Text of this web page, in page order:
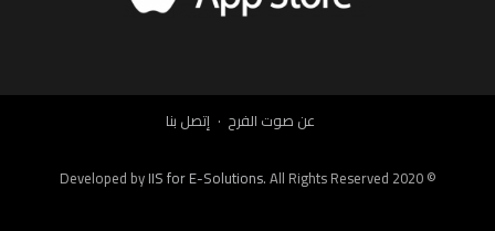
عن صوت الفرح إتصل بنا
© Developed by
IIS for E-Solutions. All Rights Reserved 2020